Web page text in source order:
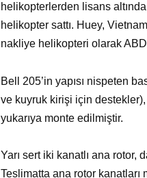
helikopterlerden lisans
helikopter sattı. Huey,
nakliye helikopteri olarak
Bell 205’in yapısı nispeten
ve kuyruk kirişi için
yukarıya monte edilmiştir.
Yarı sert iki kanatlı ana rotor,
Teslimatta ana rotor kanatları